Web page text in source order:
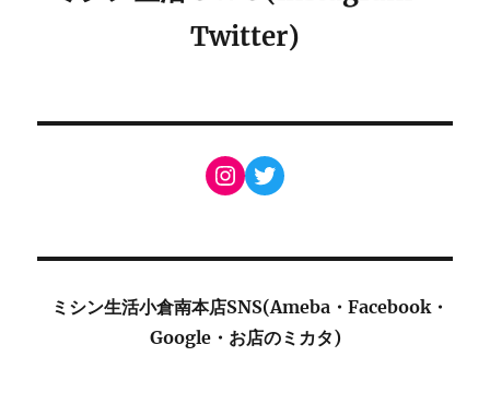
Twitter)
Instagram
Twitter
ミシン生活小倉南本店SNS(Ameba・Facebook・
Google・お店のミカタ)